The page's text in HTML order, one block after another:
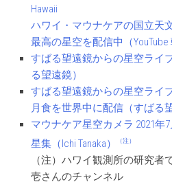
Hawaii
ハワイ・マウナケアの国立天
最高の星空を配信中（YouTube
すばる望遠鏡からの星空ライ
る望遠鏡）
すばる望遠鏡からの星空ライ
月食を世界中に配信（すばる
マウナケア星空カメラ 2021年
星集（Ichi Tanaka）
（注）
（注）ハワイ観測所の研究者
壱さんのチャンネル